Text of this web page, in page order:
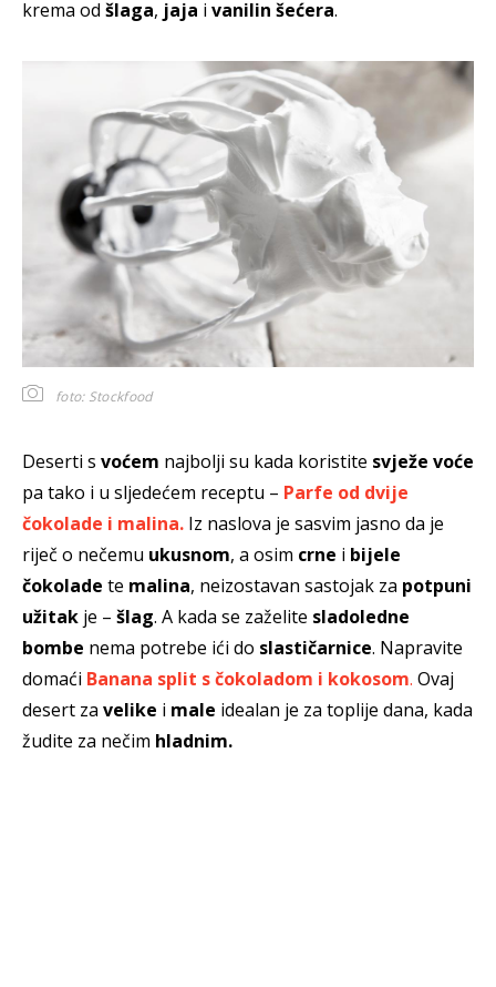
krema od šlaga, jaja i vanilin šećera.
foto: Stockfood
Deserti s voćem najbolji su kada koristite svježe voće
pa tako i u sljedećem receptu – Parfe od dvije
čokolade i malina. Iz naslova je sasvim jasno da je
riječ o nečemu ukusnom, a osim crne i bijele
čokolade te malina, neizostavan sastojak za potpuni
užitak je – šlag. A kada se zaželite sladoledne
bombe nema potrebe ići do slastičarnice. Napravite
domaći Banana split s čokoladom i kokosom. Ovaj
desert za velike i male idealan je za toplije dana, kada
žudite za nečim hladnim.